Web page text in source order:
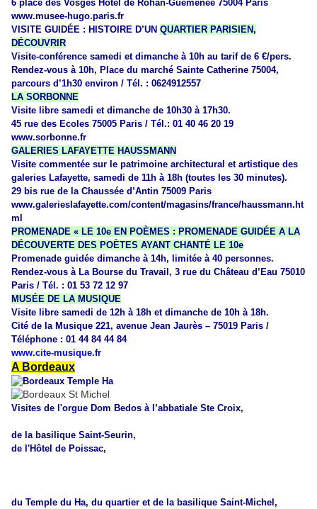
6 place des Vosges Hôtel de Rohan-Guéménée 75004 Paris
www.musee-hugo.paris.fr
VISITE GUIDÉE : HISTOIRE D’UN QUARTIER PARISIEN,
DÉCOUVRIR
Visite-conférence samedi et dimanche à 10h au tarif de 6 €/pers.
Rendez-vous à 10h, Place du marché Sainte Catherine 75004,
parcours d’1h30 environ / Tél. : 0624912557
LA SORBONNE
Visite libre samedi et dimanche de 10h30 à 17h30.
45 rue des Ecoles 75005 Paris / Tél.: 01 40 46 20 19
www.sorbonne.fr
GALERIES LAFAYETTE HAUSSMANN
Visite commentée sur le patrimoine architectural et artistique des
galeries Lafayette, samedi de 11h à 18h (toutes les 30 minutes).
29 bis rue de la Chaussée d’Antin 75009 Paris
www.galerieslafayette.com/content/magasins/france/haussmann.ht
ml
PROMENADE « LE 10e EN POÈMES : PROMENADE GUIDÉE A LA
DÉCOUVERTE DES POÈTES AYANT CHANTÉ LE 10e
Promenade guidée dimanche à 14h, limitée à 40 personnes.
Rendez-vous à La Bourse du Travail, 3 rue du Château d’Eau 75010
Paris / Tél. : 01 53 72 12 97
MUSÉE DE LA MUSIQUE
Visite libre samedi de 12h à 18h et dimanche de 10h à 18h.
Cité de la Musique 221, avenue Jean Jaurès – 75019 Paris /
Téléphone : 01 44 84 44 84
www.cite-musique.fr
A Bordeaux
Visites de l'orgue Dom Bedos à l’abbatiale Ste Croix,
de la basilique Saint-Seurin,
de l'Hôtel de Poissac,
du Temple du Ha, du quartier et de la basilique Saint-Michel,